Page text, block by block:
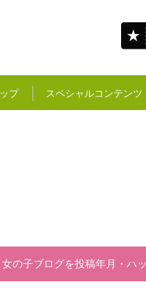
プ スペシャルコンテンツ
女の子ブログを投稿年月・ハ